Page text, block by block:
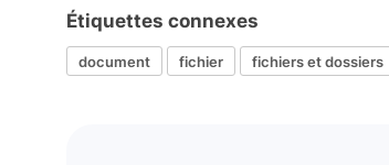
Étiquettes connexes
document fichier fichiers et dossiers